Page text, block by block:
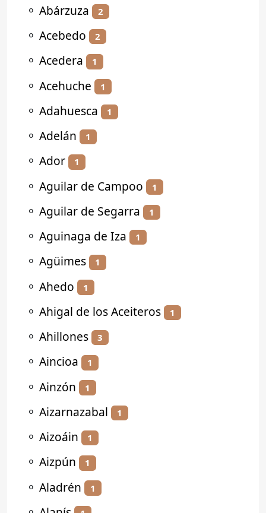
⚬ Abárzuza 2
⚬ Acebedo 2
⚬ Acedera 1
⚬ Acehuche 1
⚬ Adahuesca 1
⚬ Adelán 1
⚬ Ador 1
⚬ Aguilar de Campoo 1
⚬ Aguilar de Segarra 1
⚬ Aguinaga de Iza 1
⚬ Agüimes 1
⚬ Ahedo 1
⚬ Ahigal de los Aceiteros 1
⚬ Ahillones 3
⚬ Aincioa 1
⚬ Ainzón 1
⚬ Aizarnazabal 1
⚬ Aizoáin 1
⚬ Aizpún 1
⚬ Aladrén 1